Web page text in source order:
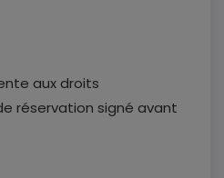
aux droits
réservation signé avant